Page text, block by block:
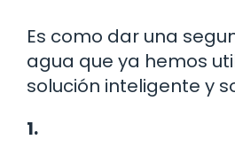
Es como dar una
agua que ya hemos
solución inteligente y
1.